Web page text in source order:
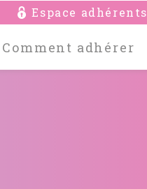
Espace adhérents
Comment adhérer